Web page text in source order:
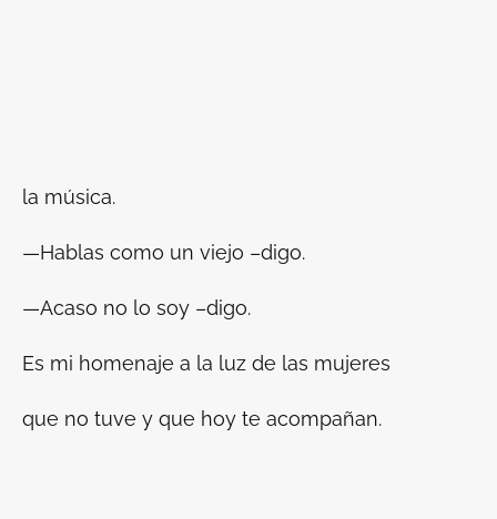
la música.
—Hablas como un viejo –digo.
—Acaso no lo soy –digo.
Es mi homenaje a la luz de las mujeres
que no tuve y que hoy te acompañan.